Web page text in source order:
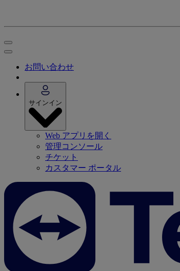
お問い合わせ
サインイン
Web アプリを開く
管理コンソール
チケット
カスタマー ポータル